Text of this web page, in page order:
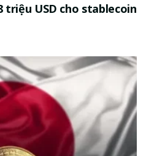
triệu USD cho stablecoin